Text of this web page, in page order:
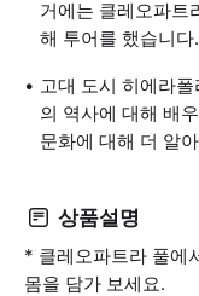
거에는 클레오파트
해 투어를 했습니다.
고대 도시 히에라
의 역사에 대해 배
문화에 대해 더 알
상품설명
* 클레오파트라 풀에
몸을 담가 보세요.